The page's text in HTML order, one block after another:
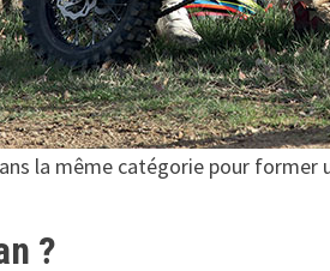
la même catégorie pour former
?